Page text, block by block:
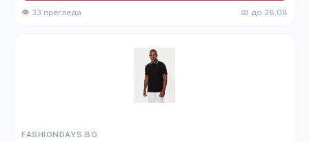
👁 33 прегледа 📅 до 28.08
FASHIONDAYS.BG